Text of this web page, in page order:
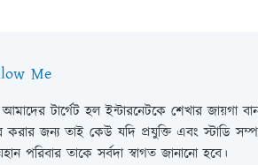
Me
টার্গেট হল ইন্টারনেটকে শেখার জায়গা
করার জন্য তাই কেউ যদি প্রযুক্তি এবং স্টাডি
পরিবার তাকে সর্বদা স্বাগত জানানো হবে।